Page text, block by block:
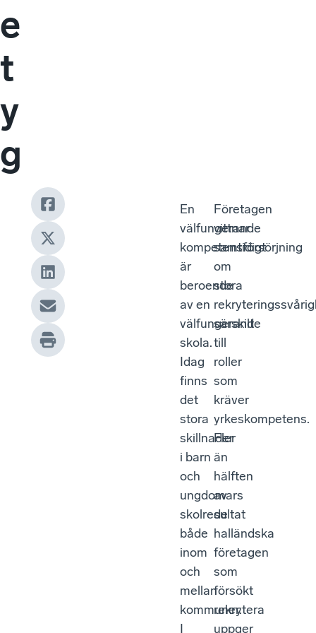
e
t
y
g
En
välfungerande
kompetensförsörjning
är
beroende
av en
välfungerande
skola.
Idag
finns
det
stora
skillnader
i barn
och
ungdomars
skolresultat
både
inom
och
mellan
kommuner.
I
Företagen
vittnar
samtidigt
om
stora
särskilt
till
roller
som
kräver
yrkeskompetens.
Fler
än
hälften
av
de
halländska
företagen
som
försökt
rekrytera
uppger